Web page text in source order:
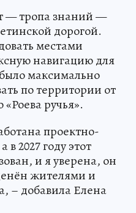
— тропа знаний —
дорогой.
местами
навигацию для
максимально
по территории от
ручья».
проектно-
2027 году этот
и я уверена, он
жителями и
– добавила Елена